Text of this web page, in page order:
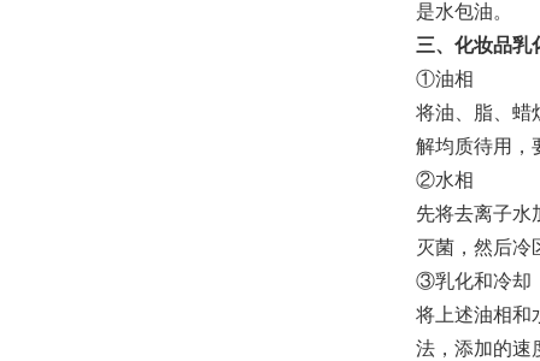
是水包油。
三、化妆品乳
①油相
将油、脂、蜡
解均质待用，
②水相
先将去离子水
灭菌，然后冷
③乳化和冷却
将上述油相和
法，添加的速